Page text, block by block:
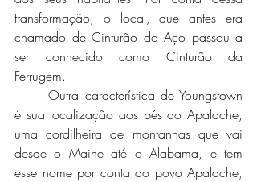
transformação, o local, que antes era
chamado de Cinturão do Aço passou a
ser conhecido como Cinturão da
Ferrugem.
	Outra característica de Youngstown
é sua localização aos pés do Apalache,
uma cordilheira de montanhas que vai
desde o Maine até o Alabama, e tem
esse nome por conta do povo Apalache,